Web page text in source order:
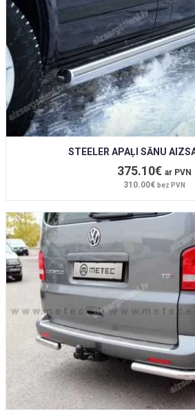
STEELER APAĻI SĀNU
375.10€ ar PVN
310.00€ bez PVN